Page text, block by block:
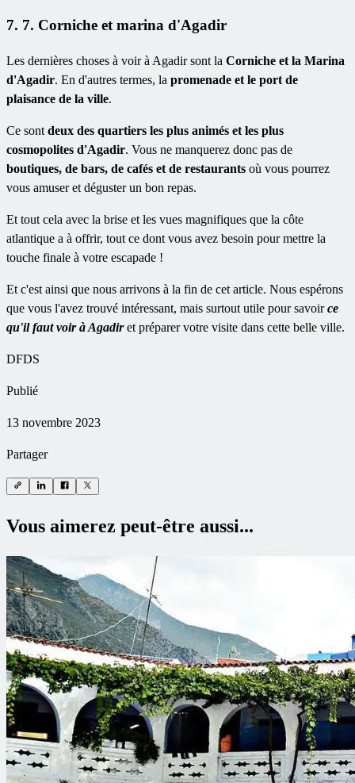
7. 7. Corniche et marina d'Agadir
Les dernières choses à voir à Agadir sont la Corniche et la Marina
d'Agadir. En d'autres termes, la promenade et le port de
plaisance de la ville.
Ce sont deux des quartiers les plus animés et les plus
cosmopolites d'Agadir. Vous ne manquerez donc pas de
boutiques, de bars, de cafés et de restaurants où vous pourrez
vous amuser et déguster un bon repas.
Et tout cela avec la brise et les vues magnifiques que la côte
atlantique a à offrir, tout ce dont vous avez besoin pour mettre la
touche finale à votre escapade !
Et c'est ainsi que nous arrivons à la fin de cet article. Nous espérons
que vous l'avez trouvé intéressant, mais surtout utile pour savoirce
qu'il faut voir à Agadiret préparer votre visite dans cette belle ville.
DFDS
Publié
13 novembre 2023
Partager
Vous aimerez peut-être aussi...